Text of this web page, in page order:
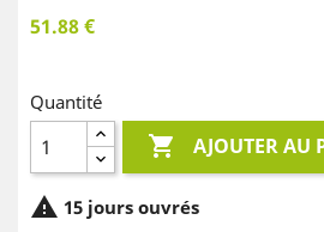
51.88 €
Quantité
 AJOUTER AU
 15 jours ouvrés